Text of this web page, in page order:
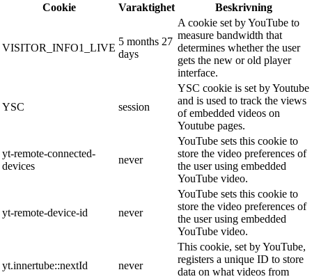
Cookie
Varaktighet Beskrivning
VISITOR_INFO1_LIVE
5 months 27
days
A cookie set by YouTube to
measure bandwidth that
determines whether the user
gets the new or old player
interface.
YSC session
YSC cookie is set by Youtube
and is used to track the views
of embedded videos on
Youtube pages.
yt-remote-connected-
devices
never
YouTube sets this cookie to
store the video preferences of
the user using embedded
YouTube video.
yt-remote-device-id never
YouTube sets this cookie to
store the video preferences of
the user using embedded
YouTube video.
yt.innertube::nextId never
This cookie, set by YouTube,
registers a unique ID to store
data on what videos from